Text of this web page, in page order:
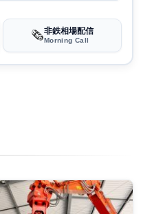
🗞️非鉄相場配信
Morning Call